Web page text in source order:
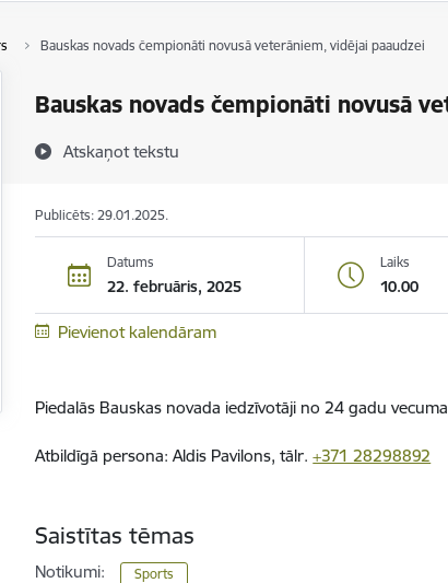
Bauskas novads čempionāti novusā veterāniem, vidējai paaudzei
Bauskas novads čempionāti novusā
Atskaņot tekstu
Publicēts: 29.01.2025.
Datums
22. februāris, 2025
Laiks
10.00
Pievienot kalendāram
Piedalās Bauskas novada iedzīvotāji no 24 gadu
Atbildīgā persona: Aldis Pavilons, tālr.+371 28298892
Saistītas tēmas
Notikumi: Sports